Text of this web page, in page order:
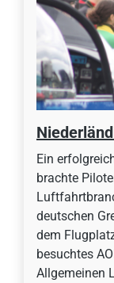
Ein
brachte
deutschen
dem
besuchtes
Allgemeinen